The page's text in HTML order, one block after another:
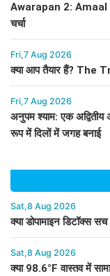
Awarapan 2: Amaal
चर्चा
Fri,7 Aug 2026
क्या आप तैयार हैं? The
Fri,7 Aug 2026
अनुपम श्याम: एक
रूप में दिलों में जगह बनाई
Sat,8 Aug 2026
क्या डोपामाइन डिटॉक्स
Sat,8 Aug 2026
क्या 98.6°F वास्तव में